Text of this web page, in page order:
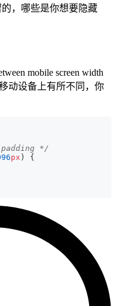
，哪些是你想要隐藏
mobile screen width
动设备上有所不同，你
*/
px )
{